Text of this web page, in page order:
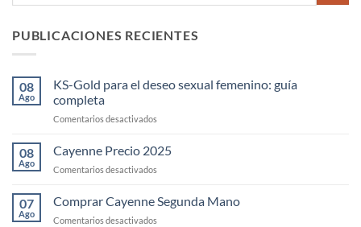
PUBLICACIONES RECIENTES
08
Ago
KS-Gold para el deseo sexual femenino: guía
completa
Comentarios desactivados
Gold
el
sexual
08
Ago
Cayenne Precio 2025
Comentarios desactivados
Precio
2025
07
Ago
Comprar Cayenne Segunda Mano
Comentarios desactivados